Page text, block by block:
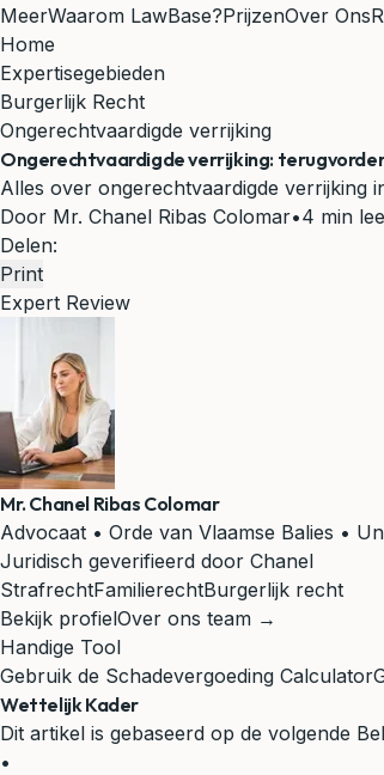
MeerWaarom LawBase?PrijzenOver Ons
Home
Expertisegebieden
Burgerlijk Recht
Ongerechtvaardigde verrijking
Ongerechtvaardigde verrijking:
Alles over ongerechtvaardigde verrijking
Door Mr. Chanel Ribas Colomar•4 min
Delen:
Print
Expert Review
Mr. Chanel Ribas Colomar
Advocaat • Orde van Vlaamse Balies •
Juridisch geverifieerd door Chanel
StrafrechtFamilierechtBurgerlijk recht
Bekijk profielOver ons team →
Handige Tool
Gebruik de Schadevergoeding Calculator
Wettelijk Kader
Dit artikel is gebaseerd op de volgende
•